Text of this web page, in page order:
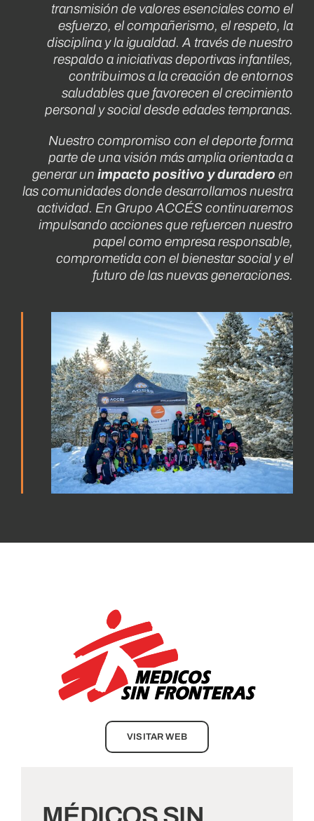
transmisión de valores esenciales como el
esfuerzo, el compañerismo, el respeto, la
disciplina y la igualdad. A través de nuestro
respaldo a iniciativas deportivas infantiles,
contribuimos a la creación de entornos
saludables que favorecen el crecimiento
personal y social desde edades tempranas.
Nuestro compromiso con el deporte forma
parte de una visión más amplia orientada a
generar unimpacto positivo y duradero en
las comunidades donde desarrollamos nuestra
actividad. En Grupo ACCÉS continuaremos
impulsando acciones que refuercen nuestro
papel como empresa responsable,
comprometida con el bienestar social y el
futuro de las nuevas generaciones.
VISITAR WEB